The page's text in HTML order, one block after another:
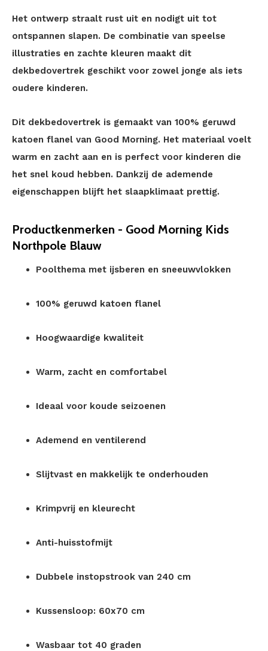
Het ontwerp straalt rust uit en nodigt uit tot
ontspannen slapen. De combinatie van speelse
illustraties en zachte kleuren maakt dit
dekbedovertrek geschikt voor zowel jonge als iets
oudere kinderen.
Dit dekbedovertrek is gemaakt van 100% geruwd
katoen flanel van Good Morning. Het materiaal voelt
warm en zacht aan en is perfect voor kinderen die
het snel koud hebben. Dankzij de ademende
eigenschappen blijft het slaapklimaat prettig.
Productkenmerken - Good Morning Kids
Northpole Blauw
Poolthema met ijsberen en sneeuwvlokken
100% geruwd katoen flanel
Hoogwaardige kwaliteit
Warm, zacht en comfortabel
Ideaal voor koude seizoenen
Ademend en ventilerend
Slijtvast en makkelijk te onderhouden
Krimpvrij en kleurecht
Anti-huisstofmijt
Dubbele instopstrook van 240 cm
Kussensloop: 60x70 cm
Wasbaar tot 40 graden